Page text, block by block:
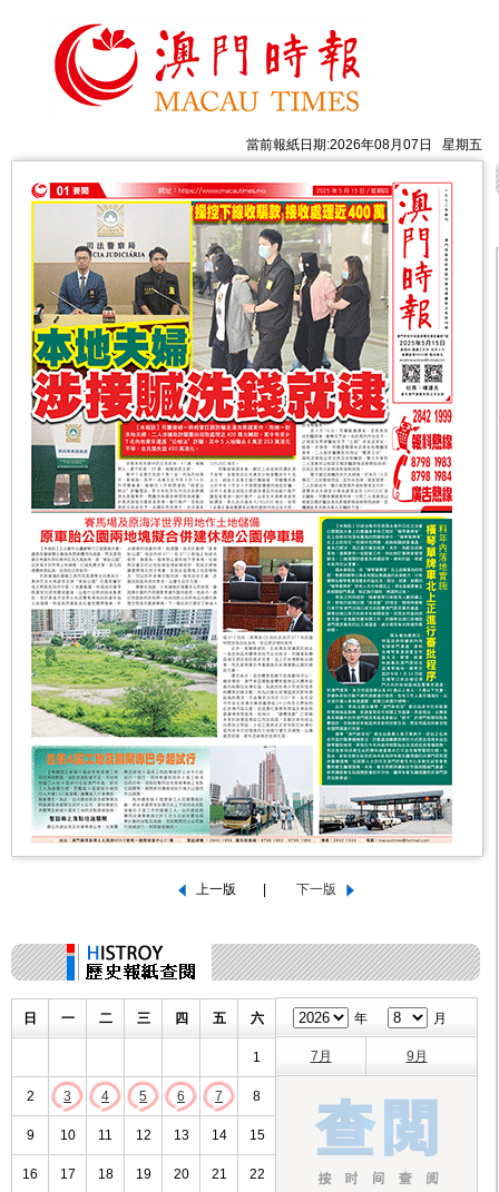
當前報紙日期:2026年08月07日 星期五
日 一 二 三 四 五 六
1
2 3 4 5 6 7 8
9 10 11 12 13 14 15
16 17 18 19 20 21 22
年 月
7月 9月